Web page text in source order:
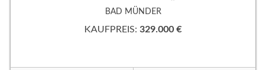
ERBPACHTGRUNDSTÜCK!
BAD MÜNDER
KAUFPREIS: 329.000 €